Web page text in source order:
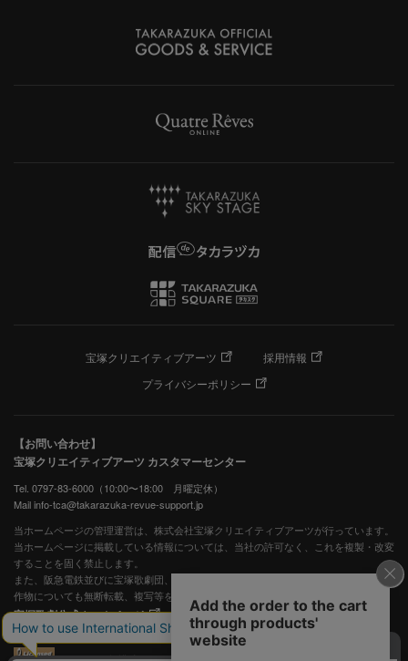
宝塚クリエイティブアーツ
採用情報
プライバシーポリシー
【お問い合わせ】
宝塚クリエイティブアーツ カスタマーセンター
Tel. 0797-83-6000（10:00〜18:00 月曜定休）
Mail info-tca@takarazuka-revue-support.jp
当ホームページの管理運営は、株式会社宝塚クリエイティブアーツが行っています。
当ホームページに掲載している情報については、当社の許可なく、これを複製・改変
することを固く禁止します。
また、阪急電鉄並びに宝塚歌劇団、宝塚クリエイティブアーツの出版物ほか写真等著
作物についても無断転載、複写等を禁じます。
宝塚歌劇公式ホームページ